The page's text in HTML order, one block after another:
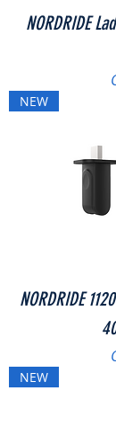
NORDRIDE
NEW
NORDRIDE
NEW